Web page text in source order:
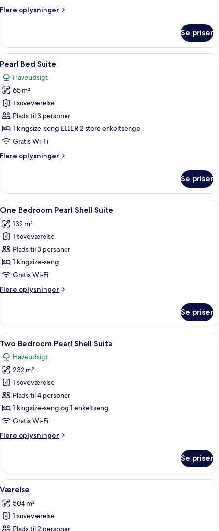
Flere oplysninger
Flere
Buk
Family
Suite
Se priser
Indlæs
alle
billeder
af
Pearl
Bed
Suite
Et moderne hotelværelse med en
6
Pearl Bed Suite
Haveudsigt
65 m²
1 soveværelse
Plads til 3 personer
1 kingsize-seng ELLER 2 store enkeltsenge
Gratis Wi-Fi
Flere oplysninger
Flere
Bed
Suite
Se priser
Indlæs
alle
billeder
af
One
Bedroom
Pearl
Suite
Et moderne soveværelse med en
7
One Bedroom Pearl Shell Suite
132 m²
1 soveværelse
Plads til 3 personer
1 kingsize-seng
Gratis Wi-Fi
Flere oplysninger
Flere
Bedroom
Pearl
Shell
Se priser
Indlæs
alle
billeder
af
Two
Bedroom
Pearl
Shell
Et rummeligt soveværelse med en
7
Two Bedroom Pearl Shell Suite
Haveudsigt
232 m²
1 soveværelse
Plads til 4 personer
1 kingsize-seng og 1 enkeltseng
Gratis Wi-Fi
Flere oplysninger
Flere
Bedroom
Pearl
Shell
Se priser
Indlæs
alle
billeder
af
En moderne udendørs
7
Værelse
504 m²
1 soveværelse
Plads til 2 personer